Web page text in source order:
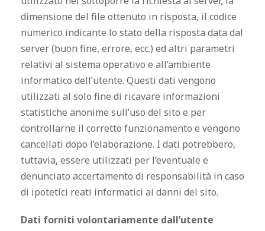
dimensione del file ottenuto in risposta, il codice
numerico indicante lo stato della risposta data dal
server (buon fine, errore, ecc.) ed altri parametri
relativi al sistema operativo e all’ambiente
informatico dell’utente. Questi dati vengono
utilizzati al solo fine di ricavare informazioni
statistiche anonime sull’uso del sito e per
controllarne il corretto funzionamento e vengono
cancellati dopo l’elaborazione. I dati potrebbero,
tuttavia, essere utilizzati per l’eventuale e
denunciato accertamento di responsabilità in caso
di ipotetici reati informatici ai danni del sito.
Dati forniti volontariamente dall’utente